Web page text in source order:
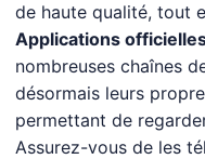
de haute qualité, tout
Applications
nombreuses chaînes
désormais leurs
permettant de
Assurez-vous de les